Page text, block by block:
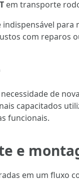
em transporte
com reparos
de
capacitados
funcionais.
e
em um fluxo